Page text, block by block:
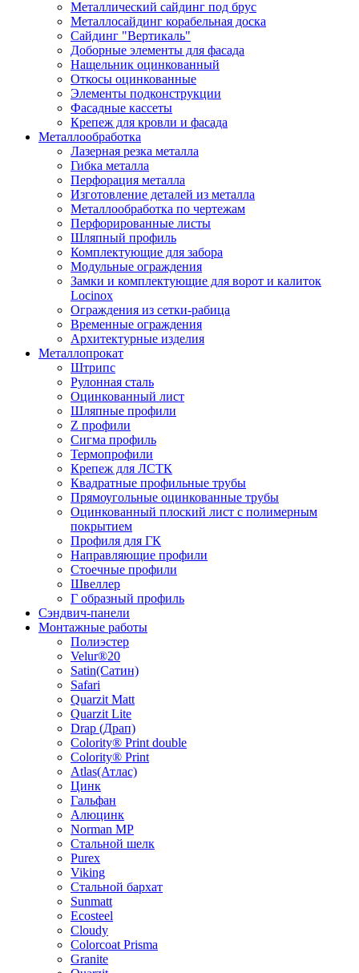
Металлический сайдинг под брус
Металлосайдинг корабельная доска
Сайдинг "Вертикаль"
Доборные элементы для фасада
Нащельник оцинкованный
Откосы оцинкованные
Элементы подконструкции
Фасадные кассеты
Крепеж для кровли и фасада
Металлообработка
Лазерная резка металла
Гибка металла
Перфорация металла
Изготовление деталей из металла
Металлообработка по чертежам
Перфорированные листы
Шляпный профиль
Комплектующие для забора
Модульные ограждения
Замки и комплектующие для ворот и калиток
Locinox
Ограждения из сетки-рабица
Временные ограждения
Архитектурные изделия
Металлопрокат
Штрипс
Рулонная сталь
Оцинкованный лист
Шляпные профили
Z профили
Сигма профиль
Термопрофили
Крепеж для ЛСТК
Квадратные профильные трубы
Прямоугольные оцинкованные трубы
Оцинкованный плоский лист с полимерным
покрытием
Профиля для ГК
Направляющие профили
Стоечные профили
Швеллер
Г образный профиль
Сэндвич-панели
Монтажные работы
Полиэстер
Velur®20
Satin(Сатин)
Safari
Quarzit Matt
Quarzit Lite
Drap (Драп)
Colority® Print double
Colority® Print
Atlas(Атлас)
Цинк
Гальфан
Алюцинк
Norman MP
Стальной шелк
Purex
Viking
Стальной бархат
Sunmatt
Ecosteel
Cloudy
Colorcoat Prisma
Granite